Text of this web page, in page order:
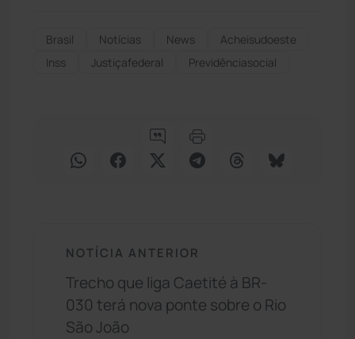
Brasil Notícias News
Acheisudoeste
Inss
Justiçafederal Previdênciasocial
NOTÍCIA ANTERIOR
Trecho que liga Caetité à BR-
030 terá nova ponte sobre o Rio
São João